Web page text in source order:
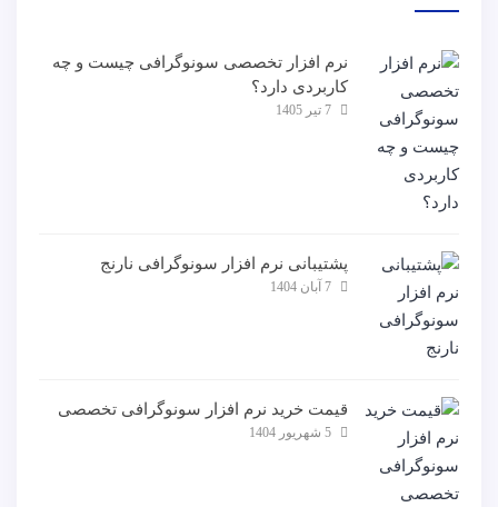
نرم افزار تخصصی سونوگرافی چیست و چه
کاربردی دارد؟
پشتیبانی نرم افزار سونوگرافی نارنج
قیمت خرید نرم افزار سونوگرافی تخصصی